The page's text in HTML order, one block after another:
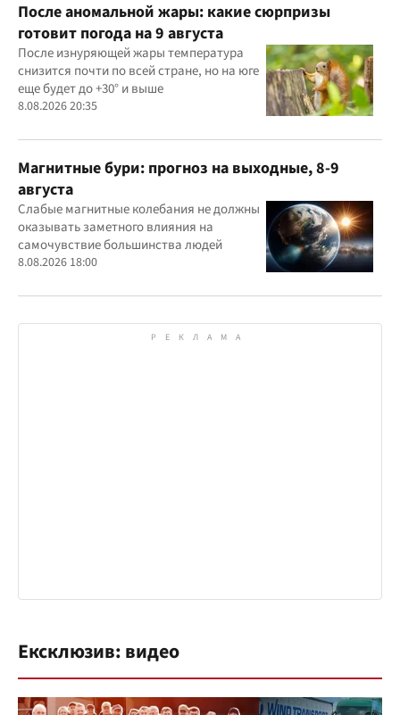
После аномальной жары: какие сюрпризы
готовит погода на 9 августа
После изнуряющей жары температура
снизится почти по всей стране, но на юге
еще будет до +30° и выше
8.08.2026 20:35
Магнитные бури: прогноз на выходные, 8-9
августа
Слабые магнитные колебания не должны
оказывать заметного влияния на
самочувствие большинства людей
8.08.2026 18:00
Ексклюзив: видео